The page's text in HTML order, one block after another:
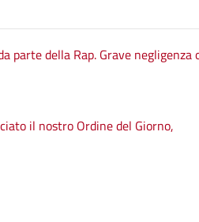
parte della Rap. Grave negligenza
il nostro Ordine del Giorno,